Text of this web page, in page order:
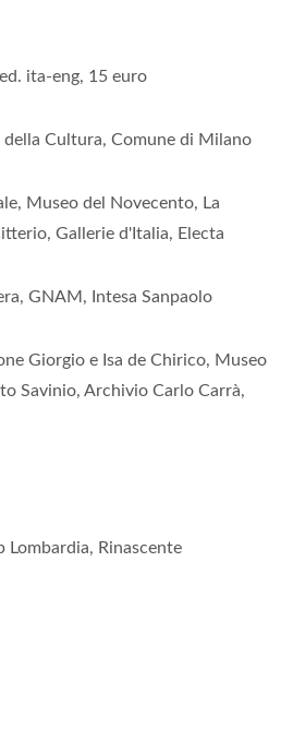
ita-eng, 15 euro
Cultura, Comune di Milano
Museo del Novecento, La
Gallerie d'Italia, Electa
GNAM, Intesa Sanpaolo
Giorgio e Isa de Chirico, Museo
Savinio, Archivio Carlo Carrà,
Lombardia, Rinascente